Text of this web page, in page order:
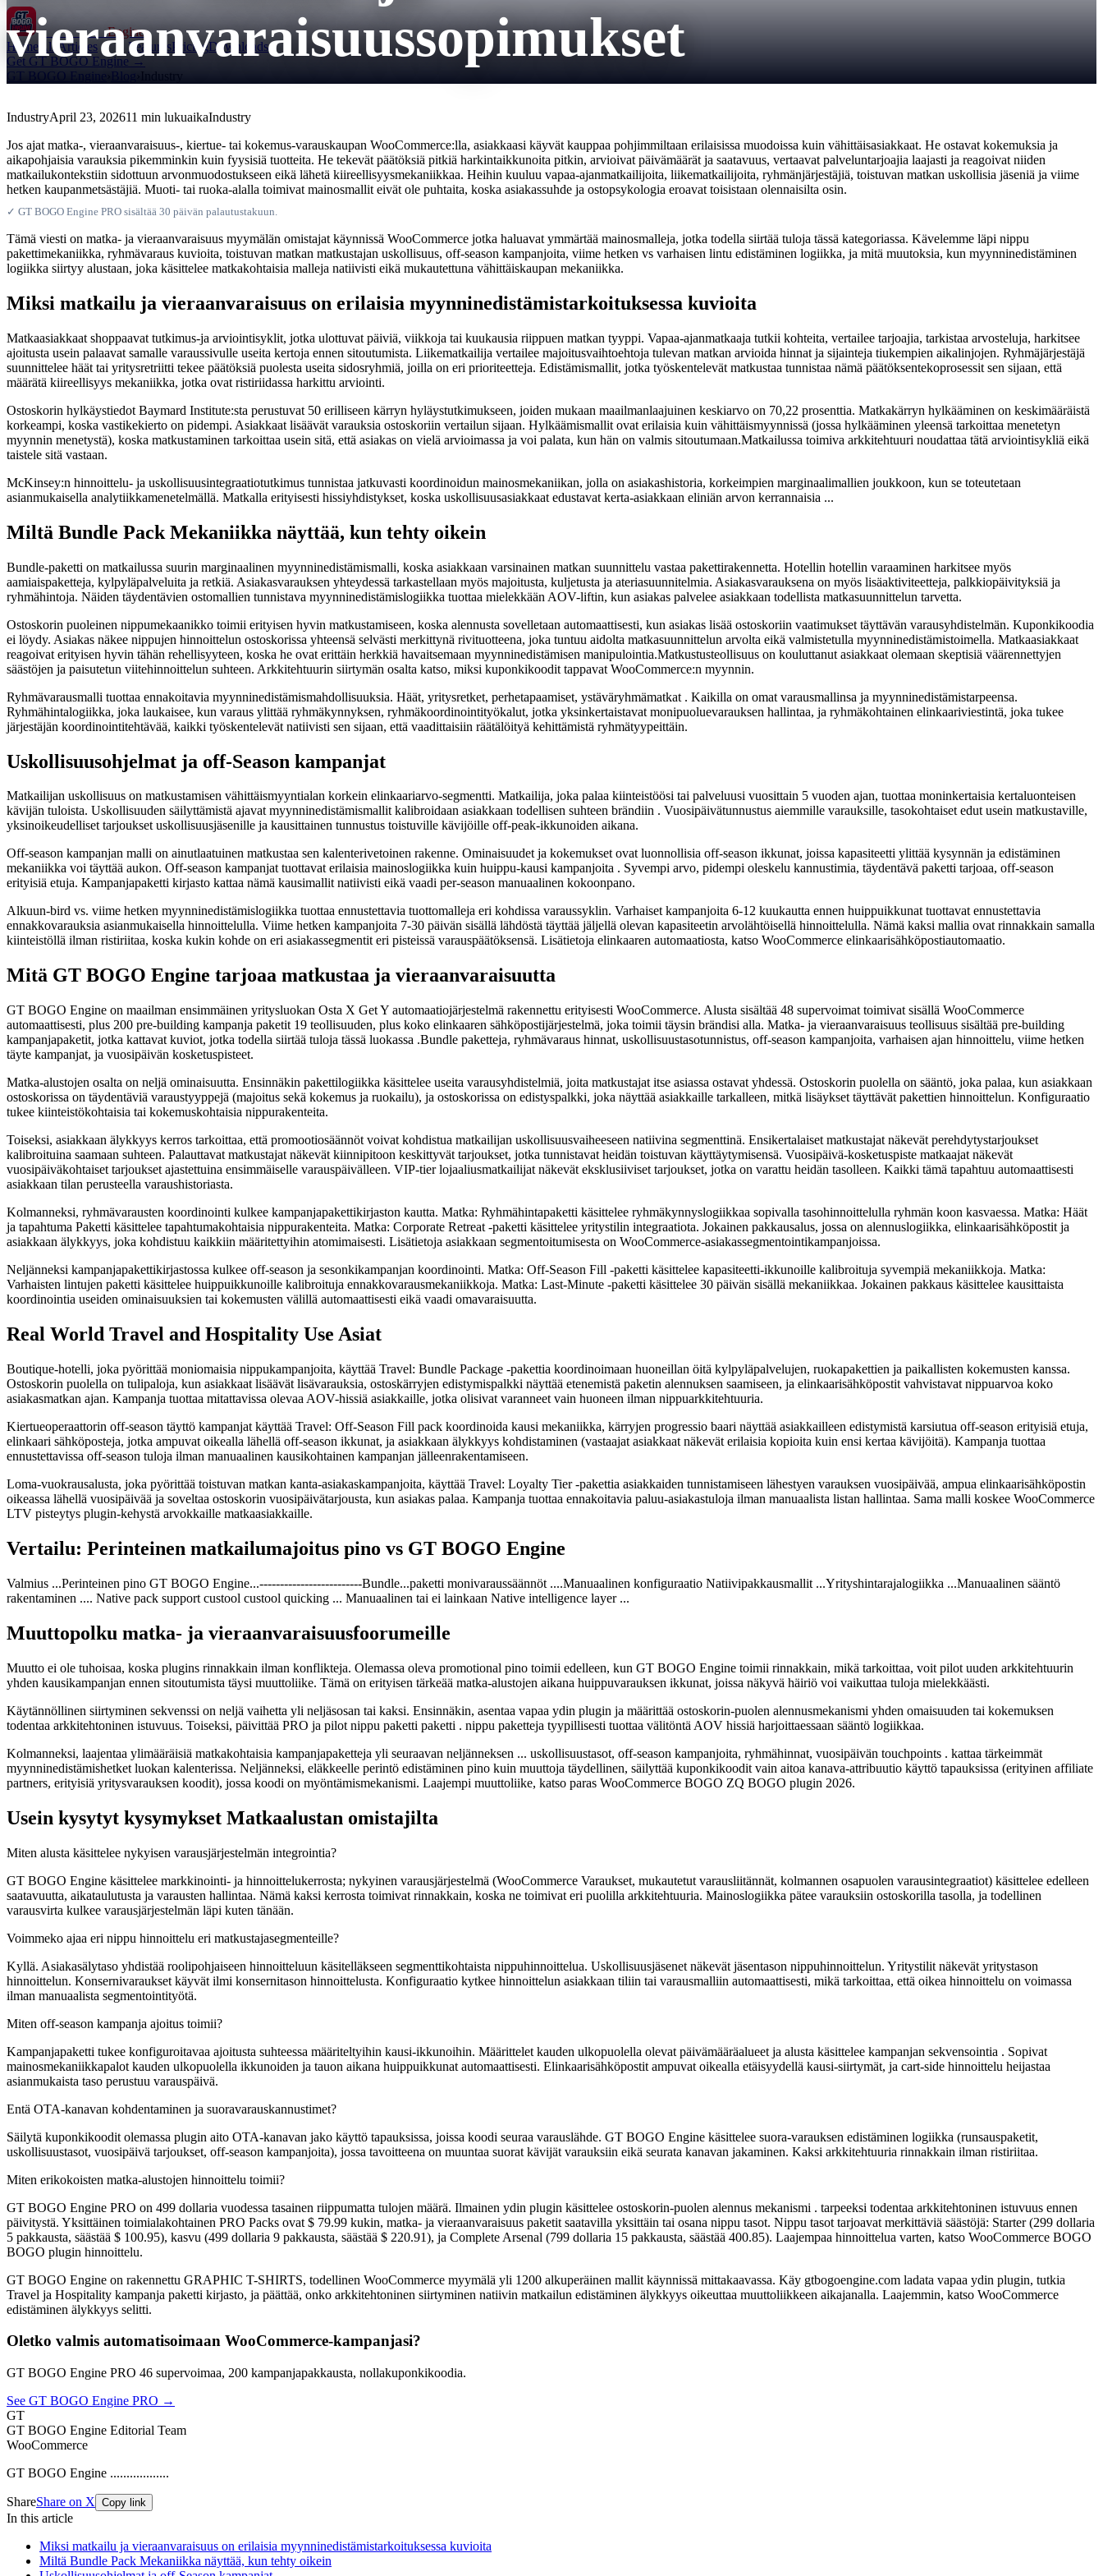
GT BOGOEngine
Home All Articles FeaturesPricingDownloads
Get GT BOGO Engine →
GT BOGO Engine ›Blog ›Industry
vieraanvaraisuussopimukset
IndustryApril 23, 202611 min lukuaikaIndustry
Jos ajat matka-, vieraanvaraisuus-, kiertue- tai kokemus-varauskaupan WooCommerce:lla, asiakkaasi käyvät kauppaa pohjimmiltaan erilaisissa muodoissa kuin vähittäisasiakkaat. He ostavat kokemuksia ja
aikapohjaisia varauksia pikemminkin kuin fyysisiä tuotteita. He tekevät päätöksiä pitkiä harkintaikkunoita pitkin, arvioivat päivämäärät ja saatavuus, vertaavat palveluntarjoajia laajasti ja reagoivat niiden
matkailukontekstiin sidottuun arvonmuodostukseen eikä lähetä kiireellisyysmekaniikkaa. Heihin kuuluu vapaa-ajanmatkailijoita, liikematkailijoita, ryhmänjärjestäjiä, toistuvan matkan uskollisia jäseniä ja viime
hetken kaupanmetsästäjiä. Muoti- tai ruoka-alalla toimivat mainosmallit eivät ole puhtaita, koska asiakassuhde ja ostopsykologia eroavat toisistaan olennaisilta osin.
✓ GT BOGO Engine PRO sisältää 30 päivän palautustakuun.
Tämä viesti on matka- ja vieraanvaraisuus myymälän omistajat käynnissä WooCommerce jotka haluavat ymmärtää mainosmalleja, jotka todella siirtää tuloja tässä kategoriassa. Kävelemme läpi nippu
pakettimekaniikka, ryhmävaraus kuvioita, toistuvan matkan matkustajan uskollisuus, off-season kampanjoita, viime hetken vs varhaisen lintu edistäminen logiikka, ja mitä muutoksia, kun myynninedistäminen
logiikka siirtyy alustaan, joka käsittelee matkakohtaisia malleja natiivisti eikä mukautettuna vähittäiskaupan mekaniikka.
Miksi matkailu ja vieraanvaraisuus on erilaisia myynninedistämistarkoituksessa kuvioita
Matkaasiakkaat shoppaavat tutkimus-ja arviointisyklit, jotka ulottuvat päiviä, viikkoja tai kuukausia riippuen matkan tyyppi. Vapaa-ajanmatkaaja tutkii kohteita, vertailee tarjoajia, tarkistaa arvosteluja, harkitsee
ajoitusta usein palaavat samalle varaussivulle useita kertoja ennen sitoutumista. Liikematkailija vertailee majoitusvaihtoehtoja tulevan matkan arvioida hinnat ja sijainteja tiukempien aikalinjojen. Ryhmäjärjestäjä
suunnittelee häät tai yritysretriitti tekee päätöksiä puolesta useita sidosryhmiä, joilla on eri prioriteetteja. Edistämismallit, jotka työskentelevät matkustaa tunnistaa nämä päätöksentekoprosessit sen sijaan, että
määrätä kiireellisyys mekaniikka, jotka ovat ristiriidassa harkittu arviointi.
Ostoskorin hylkäystiedot Baymard Institute:sta perustuvat 50 erilliseen kärryn hyläystutkimukseen, joiden mukaan maailmanlaajuinen keskiarvo on 70,22 prosenttia. Matkakärryn hylkääminen on keskimääräistä
korkeampi, koska vastikekierto on pidempi. Asiakkaat lisäävät varauksia ostoskoriin vertailun sijaan. Hylkäämismallit ovat erilaisia kuin vähittäismyynnissä (jossa hylkääminen yleensä tarkoittaa menetetyn
myynnin menetystä), koska matkustaminen tarkoittaa usein sitä, että asiakas on vielä arvioimassa ja voi palata, kun hän on valmis sitoutumaan.Matkailussa toimiva arkkitehtuuri noudattaa tätä arviointisykliä eikä
taistele sitä vastaan.
McKinsey:n hinnoittelu- ja uskollisuusintegraatiotutkimus tunnistaa jatkuvasti koordinoidun mainosmekaniikan, jolla on asiakashistoria, korkeimpien marginaalimallien joukkoon, kun se toteutetaan
asianmukaisella analytiikkamenetelmällä. Matkalla erityisesti hissiyhdistykset, koska uskollisuusasiakkaat edustavat kerta-asiakkaan eliniän arvon kerrannaisia ...
Miltä Bundle Pack Mekaniikka näyttää, kun tehty oikein
Bundle-paketti on matkailussa suurin marginaalinen myynninedistämismalli, koska asiakkaan varsinainen matkan suunnittelu vastaa pakettirakennetta. Hotellin hotellin varaaminen harkitsee myös
aamiaispaketteja, kylpyläpalveluita ja retkiä. Asiakasvarauksen yhteydessä tarkastellaan myös majoitusta, kuljetusta ja ateriasuunnitelmia. Asiakasvarauksena on myös lisäaktiviteetteja, palkkiopäivityksiä ja
ryhmähintoja. Näiden täydentävien ostomallien tunnistava myynninedistämislogiikka tuottaa mielekkään AOV-liftin, kun asiakas palvelee asiakkaan todellista matkasuunnittelun tarvetta.
Ostoskorin puoleinen nippumekaanikko toimii erityisen hyvin matkustamiseen, koska alennusta sovelletaan automaattisesti, kun asiakas lisää ostoskoriin vaatimukset täyttävän varausyhdistelmän. Kuponkikoodia
ei löydy. Asiakas näkee nippujen hinnoittelun ostoskorissa yhteensä selvästi merkittynä rivituotteena, joka tuntuu aidolta matkasuunnittelun arvolta eikä valmistetulla myynninedistämistoimella. Matkaasiakkaat
reagoivat erityisen hyvin tähän rehellisyyteen, koska he ovat erittäin herkkiä havaitsemaan myynninedistämisen manipulointia.Matkustusteollisuus on kouluttanut asiakkaat olemaan skeptisiä väärennettyjen
säästöjen ja paisutetun viitehinnoittelun suhteen. Arkkitehtuurin siirtymän osalta katso, miksi kuponkikoodit tappavat WooCommerce:n myynnin.
Ryhmävarausmalli tuottaa ennakoitavia myynninedistämismahdollisuuksia. Häät, yritysretket, perhetapaamiset, ystäväryhmämatkat . Kaikilla on omat varausmallinsa ja myynninedistämistarpeensa.
Ryhmähintalogiikka, joka laukaisee, kun varaus ylittää ryhmäkynnyksen, ryhmäkoordinointityökalut, jotka yksinkertaistavat monipuoluevarauksen hallintaa, ja ryhmäkohtainen elinkaariviestintä, joka tukee
järjestäjän koordinointitehtävää, kaikki työskentelevät natiivisti sen sijaan, että vaadittaisiin räätälöityä kehittämistä ryhmätyypeittäin.
Uskollisuusohjelmat ja off-Season kampanjat
Matkailijan uskollisuus on matkustamisen vähittäismyyntialan korkein elinkaariarvo-segmentti. Matkailija, joka palaa kiinteistöösi tai palveluusi vuosittain 5 vuoden ajan, tuottaa moninkertaisia kertaluonteisen
kävijän tuloista. Uskollisuuden säilyttämistä ajavat myynninedistämismallit kalibroidaan asiakkaan todellisen suhteen brändiin . Vuosipäivätunnustus aiemmille varauksille, tasokohtaiset edut usein matkustaville,
yksinoikeudelliset tarjoukset uskollisuusjäsenille ja kausittainen tunnustus toistuville kävijöille off-peak-ikkunoiden aikana.
Off-season kampanjan malli on ainutlaatuinen matkustaa sen kalenterivetoinen rakenne. Ominaisuudet ja kokemukset ovat luonnollisia off-season ikkunat, joissa kapasiteetti ylittää kysynnän ja edistäminen
mekaniikka voi täyttää aukon. Off-season kampanjat tuottavat erilaisia mainoslogiikka kuin huippu-kausi kampanjoita . Syvempi arvo, pidempi oleskelu kannustimia, täydentävä paketti tarjoaa, off-season
erityisiä etuja. Kampanjapaketti kirjasto kattaa nämä kausimallit natiivisti eikä vaadi per-season manuaalinen kokoonpano.
Alkuun-bird vs. viime hetken myynninedistämislogiikka tuottaa ennustettavia tuottomalleja eri kohdissa varaussyklin. Varhaiset kampanjoita 6-12 kuukautta ennen huippuikkunat tuottavat ennustettavia
ennakkovarauksia asianmukaisella hinnoittelulla. Viime hetken kampanjoita 7-30 päivän sisällä lähdöstä täyttää jäljellä olevan kapasiteetin arvolähtöisellä hinnoittelulla. Nämä kaksi mallia ovat rinnakkain samalla
kiinteistöllä ilman ristiriitaa, koska kukin kohde on eri asiakassegmentit eri pisteissä varauspäätöksensä. Lisätietoja elinkaaren automaatiosta, katso WooCommerce elinkaarisähköpostiautomaatio.
Mitä GT BOGO Engine tarjoaa matkustaa ja vieraanvaraisuutta
GT BOGO Engine on maailman ensimmäinen yritysluokan Osta X Get Y automaatiojärjestelmä rakennettu erityisesti WooCommerce. Alusta sisältää 48 supervoimat toimivat sisällä WooCommerce
automaattisesti, plus 200 pre-building kampanja paketit 19 teollisuuden, plus koko elinkaaren sähköpostijärjestelmä, joka toimii täysin brändisi alla. Matka- ja vieraanvaraisuus teollisuus sisältää pre-building
kampanjapaketit, jotka kattavat kuviot, jotka todella siirtää tuloja tässä luokassa .Bundle paketteja, ryhmävaraus hinnat, uskollisuustasotunnistus, off-season kampanjoita, varhaisen ajan hinnoittelu, viime hetken
täyte kampanjat, ja vuosipäivän kosketuspisteet.
Matka-alustojen osalta on neljä ominaisuutta. Ensinnäkin pakettilogiikka käsittelee useita varausyhdistelmiä, joita matkustajat itse asiassa ostavat yhdessä. Ostoskorin puolella on sääntö, joka palaa, kun asiakkaan
ostoskorissa on täydentäviä varaustyyppejä (majoitus sekä kokemus ja ruokailu), ja ostoskorissa on edistyspalkki, joka näyttää asiakkaille tarkalleen, mitkä lisäykset täyttävät pakettien hinnoittelun. Konfiguraatio
tukee kiinteistökohtaisia tai kokemuskohtaisia nippurakenteita.
Toiseksi, asiakkaan älykkyys kerros tarkoittaa, että promootiosäännöt voivat kohdistua matkailijan uskollisuusvaiheeseen natiivina segmenttinä. Ensikertalaiset matkustajat näkevät perehdytystarjoukset
kalibroituina saamaan suhteen. Palauttavat matkustajat näkevät kiinnipitoon keskittyvät tarjoukset, jotka tunnistavat heidän toistuvan käyttäytymisensä. Vuosipäivä-kosketuspiste matkaajat näkevät
vuosipäiväkohtaiset tarjoukset ajastettuina ensimmäiselle varauspäivälleen. VIP-tier lojaaliusmatkailijat näkevät eksklusiiviset tarjoukset, jotka on varattu heidän tasolleen. Kaikki tämä tapahtuu automaattisesti
asiakkaan tilan perusteella varaushistoriasta.
Kolmanneksi, ryhmävarausten koordinointi kulkee kampanjapakettikirjaston kautta. Matka: Ryhmähintapaketti käsittelee ryhmäkynnyslogiikkaa sopivalla tasohinnoittelulla ryhmän koon kasvaessa. Matka: Häät
ja tapahtuma Paketti käsittelee tapahtumakohtaisia nippurakenteita. Matka: Corporate Retreat -paketti käsittelee yritystilin integraatiota. Jokainen pakkausalus, jossa on alennuslogiikka, elinkaarisähköpostit ja
asiakkaan älykkyys, joka kohdistuu kaikkiin määritettyihin atomimaisesti. Lisätietoja asiakkaan segmentoitumisesta on WooCommerce-asiakassegmentointikampanjoissa.
Neljänneksi kampanjapakettikirjastossa kulkee off-season ja sesonkikampanjan koordinointi. Matka: Off-Season Fill -paketti käsittelee kapasiteetti-ikkunoille kalibroituja syvempiä mekaniikkoja. Matka:
Varhaisten lintujen paketti käsittelee huippuikkunoille kalibroituja ennakkovarausmekaniikkoja. Matka: Last-Minute -paketti käsittelee 30 päivän sisällä mekaniikkaa. Jokainen pakkaus käsittelee kausittaista
koordinointia useiden ominaisuuksien tai kokemusten välillä automaattisesti eikä vaadi omavaraisuutta.
Real World Travel and Hospitality Use Asiat
Boutique-hotelli, joka pyörittää moniomaisia nippukampanjoita, käyttää Travel: Bundle Package -pakettia koordinoimaan huoneillan öitä kylpyläpalvelujen, ruokapakettien ja paikallisten kokemusten kanssa.
Ostoskorin puolella on tulipaloja, kun asiakkaat lisäävät lisävarauksia, ostoskärryjen edistymispalkki näyttää etenemistä paketin alennuksen saamiseen, ja elinkaarisähköpostit vahvistavat nippuarvoa koko
asiakasmatkan ajan. Kampanja tuottaa mitattavissa olevaa AOV-hissiä asiakkaille, jotka olisivat varanneet vain huoneen ilman nippuarkkitehtuuria.
Kiertueoperaattorin off-season täyttö kampanjat käyttää Travel: Off-Season Fill pack koordinoida kausi mekaniikka, kärryjen progressio baari näyttää asiakkailleen edistymistä karsiutua off-season erityisiä etuja,
elinkaari sähköposteja, jotka ampuvat oikealla lähellä off-season ikkunat, ja asiakkaan älykkyys kohdistaminen (vastaajat asiakkaat näkevät erilaisia kopioita kuin ensi kertaa kävijöitä). Kampanja tuottaa
ennustettavissa off-season tuloja ilman manuaalinen kausikohtainen kampanjan jälleenrakentamiseen.
Loma-vuokrausalusta, joka pyörittää toistuvan matkan kanta-asiakaskampanjoita, käyttää Travel: Loyalty Tier -pakettia asiakkaiden tunnistamiseen lähestyen varauksen vuosipäivää, ampua elinkaarisähköpostin
oikeassa lähellä vuosipäivää ja soveltaa ostoskorin vuosipäivätarjousta, kun asiakas palaa. Kampanja tuottaa ennakoitavia paluu-asiakastuloja ilman manuaalista listan hallintaa. Sama malli koskee WooCommerce
LTV pisteytys plugin-kehystä arvokkaille matkaasiakkaille.
Vertailu: Perinteinen matkailumajoitus pino vs GT BOGO Engine
Valmius ...Perinteinen pino GT BOGO Engine...-------------------------Bundle...paketti monivaraussäännöt ....Manuaalinen konfiguraatio Natiivipakkausmallit ...Yrityshintarajalogiikka ...Manuaalinen sääntö
rakentaminen .... Native pack support custool custool quicking ... Manuaalinen tai ei lainkaan Native intelligence layer ...
Muuttopolku matka- ja vieraanvaraisuusfoorumeille
Muutto ei ole tuhoisaa, koska plugins rinnakkain ilman konflikteja. Olemassa oleva promotional pino toimii edelleen, kun GT BOGO Engine toimii rinnakkain, mikä tarkoittaa, voit pilot uuden arkkitehtuurin
yhden kausikampanjan ennen sitoutumista täysi muuttoliike. Tämä on erityisen tärkeää matka-alustojen aikana huippuvarauksen ikkunat, joissa näkyvä häiriö voi vaikuttaa tuloja mielekkäästi.
Käytännöllinen siirtyminen sekvenssi on neljä vaihetta yli neljäsosan tai kaksi. Ensinnäkin, asentaa vapaa ydin plugin ja määrittää ostoskorin-puolen alennusmekanismi yhden omaisuuden tai kokemuksen
todentaa arkkitehtoninen istuvuus. Toiseksi, päivittää PRO ja pilot nippu paketti paketti . nippu paketteja tyypillisesti tuottaa välitöntä AOV hissiä harjoittaessaan sääntö logiikkaa.
Kolmanneksi, laajentaa ylimääräisiä matkakohtaisia kampanjapaketteja yli seuraavan neljänneksen ... uskollisuustasot, off-season kampanjoita, ryhmähinnat, vuosipäivän touchpoints . kattaa tärkeimmät
myynninedistämishetket luokan kalenterissa. Neljänneksi, eläkkeelle perintö edistäminen pino kuin muuttoja täydellinen, säilyttää kuponkikoodit vain aitoa kanava-attribuutio käyttö tapauksissa (erityinen affiliate
partners, erityisiä yritysvarauksen koodit), jossa koodi on myöntämismekanismi. Laajempi muuttoliike, katso paras WooCommerce BOGO ZQ BOGO plugin 2026.
Usein kysytyt kysymykset Matkaalustan omistajilta
Miten alusta käsittelee nykyisen varausjärjestelmän integrointia?
GT BOGO Engine käsittelee markkinointi- ja hinnoittelukerrosta; nykyinen varausjärjestelmä (WooCommerce Varaukset, mukautetut varausliitännät, kolmannen osapuolen varausintegraatiot) käsittelee edelleen
saatavuutta, aikataulutusta ja varausten hallintaa. Nämä kaksi kerrosta toimivat rinnakkain, koska ne toimivat eri puolilla arkkitehtuuria. Mainoslogiikka pätee varauksiin ostoskorilla tasolla, ja todellinen
varausvirta kulkee varausjärjestelmän läpi kuten tänään.
Voimmeko ajaa eri nippu hinnoittelu eri matkustajasegmenteille?
Kyllä. Asiakasälytaso yhdistää roolipohjaiseen hinnoitteluun käsitelläkseen segmenttikohtaista nippuhinnoittelua. Uskollisuusjäsenet näkevät jäsentason nippuhinnoittelun. Yritystilit näkevät yritystason
hinnoittelun. Konsernivaraukset käyvät ilmi konsernitason hinnoittelusta. Konfiguraatio kytkee hinnoittelun asiakkaan tiliin tai varausmalliin automaattisesti, mikä tarkoittaa, että oikea hinnoittelu on voimassa
ilman manuaalista segmentointityötä.
Miten off-season kampanja ajoitus toimii?
Kampanjapaketti tukee konfiguroitavaa ajoitusta suhteessa määriteltyihin kausi-ikkunoihin. Määrittelet kauden ulkopuolella olevat päivämääräalueet ja alusta käsittelee kampanjan sekvensointia . Sopivat
mainosmekaniikkapalot kauden ulkopuolella ikkunoiden ja tauon aikana huippuikkunat automaattisesti. Elinkaarisähköpostit ampuvat oikealla etäisyydellä kausi-siirtymät, ja cart-side hinnoittelu heijastaa
asianmukaista taso perustuu varauspäivä.
Entä OTA-kanavan kohdentaminen ja suoravarauskannustimet?
Säilytä kuponkikoodit olemassa plugin aito OTA-kanavan jako käyttö tapauksissa, joissa koodi seuraa varauslähde. GT BOGO Engine käsittelee suora-varauksen edistäminen logiikka (runsauspaketit,
uskollisuustasot, vuosipäivä tarjoukset, off-season kampanjoita), jossa tavoitteena on muuntaa suorat kävijät varauksiin eikä seurata kanavan jakaminen. Kaksi arkkitehtuuria rinnakkain ilman ristiriitaa.
Miten erikokoisten matka-alustojen hinnoittelu toimii?
GT BOGO Engine PRO on 499 dollaria vuodessa tasainen riippumatta tulojen määrä. Ilmainen ydin plugin käsittelee ostoskorin-puolen alennus mekanismi . tarpeeksi todentaa arkkitehtoninen istuvuus ennen
päivitystä. Yksittäinen toimialakohtainen PRO Packs ovat $ 79.99 kukin, matka- ja vieraanvaraisuus paketit saatavilla yksittäin tai osana nippu tasot. Nippu tasot tarjoavat merkittäviä säästöjä: Starter (299 dollaria
5 pakkausta, säästää $ 100.95), kasvu (499 dollaria 9 pakkausta, säästää $ 220.91), ja Complete Arsenal (799 dollaria 15 pakkausta, säästää 400.85). Laajempaa hinnoittelua varten, katso WooCommerce BOGO
BOGO plugin hinnoittelu.
GT BOGO Engine on rakennettu GRAPHIC T-SHIRTS, todellinen WooCommerce myymälä yli 1200 alkuperäinen mallit käynnissä mittakaavassa. Käy gtbogoengine.com ladata vapaa ydin plugin, tutkia
Travel ja Hospitality kampanja paketti kirjasto, ja päättää, onko arkkitehtoninen siirtyminen natiivin matkailun edistäminen älykkyys oikeuttaa muuttoliikkeen aikajanalla. Laajemmin, katso WooCommerce
edistäminen älykkyys selitti.
Oletko valmis automatisoimaan WooCommerce-kampanjasi?
GT BOGO Engine PRO 46 supervoimaa, 200 kampanjapakkausta, nollakuponkikoodia.
See GT BOGO Engine PRO →
GT
GT BOGO Engine Editorial Team
WooCommerce
GT BOGO Engine ..................
ShareShare on X Copy link
In this article
Miksi matkailu ja vieraanvaraisuus on erilaisia myynninedistämistarkoituksessa kuvioita
Miltä Bundle Pack Mekaniikka näyttää, kun tehty oikein